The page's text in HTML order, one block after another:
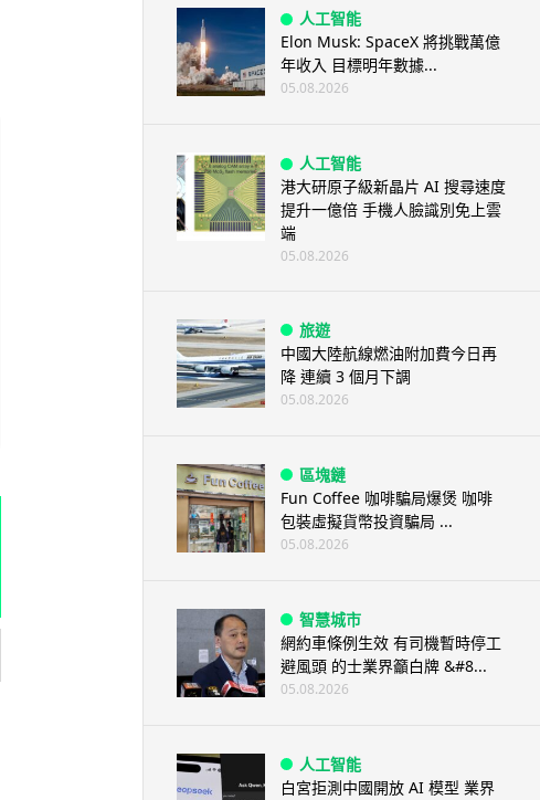
人工智能
Elon Musk: SpaceX 將挑戰萬億
年收入 目標明年數據...
05.08.2026
人工智能
港大研原子級新晶片 AI 搜尋速度
提升一億倍 手機人臉識別免上雲
端
05.08.2026
旅遊
中國大陸航線燃油附加費今日再
降 連續 3 個月下調
05.08.2026
區塊鏈
Fun Coffee 咖啡騙局爆煲 咖啡
包裝虛擬貨幣投資騙局 ...
05.08.2026
智慧城市
網約車條例生效 有司機暫時停工
避風頭 的士業界籲白牌 &#8...
05.08.2026
人工智能
白宮拒測中國開放 AI 模型 業界